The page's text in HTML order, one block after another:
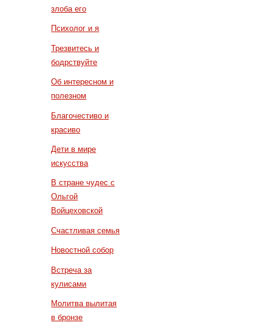
злоба его
Психолог и я
Трезвитесь и
бодрствуйте
Об интересном и
полезном
Благочестиво и
красиво
Дети в мире
искусства
В стране чудес с
Ольгой
Войцеховской
Счастливая семья
Новостной собор
Встреча за
кулисами
Молитва вылитая
в бронзе